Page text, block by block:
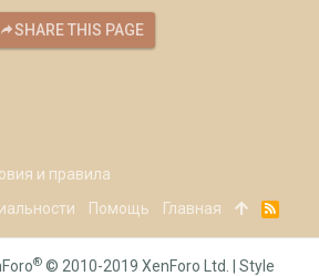
SHARE THIS PAGE
и правила
Помощь Главная
R
S
® © 2010-2019 XenForo Ltd.
Style